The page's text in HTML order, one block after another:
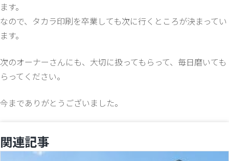
ます。
なので、タカラ印刷を卒業しても次に行くところが決まってい
ます。
次のオーナーさんにも、大切に扱ってもらって、毎日磨いても
らってください。
今までありがとうございました。
関連記事